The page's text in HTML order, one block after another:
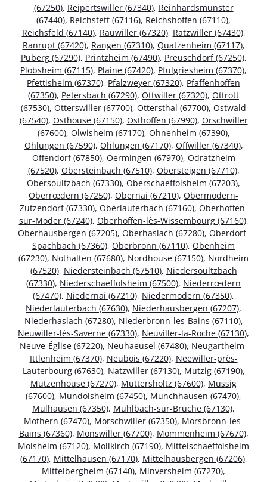
(67250), Reipertswiller (67340), Reinhardsmunster
(67440), Reichstett (67116), Reichshoffen (67110),
Reichsfeld (67140), Rauwiller (67320), Ratzwiller (67430),
Ranrupt (67420), Rangen (67310), Quatzenheim (67117),
Puberg (67290), Printzheim (67490), Preuschdorf (67250),
Plobsheim (67115), Plaine (67420), Pfulgriesheim (67370),
Pfettisheim (67370), Pfalzweyer (67320), Pfaffenhoffen
(67350), Petersbach (67290), Ottwiller (67320), Ottrott
(67530), Otterswiller (67700), Ottersthal (67700), Ostwald
(67540), Osthouse (67150), Osthoffen (67990), Orschwiller
(67600), Olwisheim (67170), Ohnenheim (67390),
Ohlungen (67590), Ohlungen (67170), Offwiller (67340),
Offendorf (67850), Oermingen (67970), Odratzheim
(67520), Obersteinbach (67510), Obersteigen (67710),
Obersoultzbach (67330), Oberschaeffolsheim (67203),
Oberrœdern (67250), Obernai (67210), Obermodern-
Zutzendorf (67330), Oberlauterbach (67160), Oberhoffen-
sur-Moder (67240), Oberhoffen-lès-Wissembourg (67160),
Oberhausbergen (67205), Oberhaslach (67280), Oberdorf-
Spachbach (67360), Oberbronn (67110), Obenheim
(67230), Nothalten (67680), Nordhouse (67150), Nordheim
(67520), Niedersteinbach (67510), Niedersoultzbach
(67330), Niederschaeffolsheim (67500), Niederrœdern
(67470), Niedernai (67210), Niedermodern (67350),
Niederlauterbach (67630), Niederhausbergen (67207),
Niederhaslach (67280), Niederbronn-les-Bains (67110),
Neuwiller-lès-Saverne (67330), Neuviller-la-Roche (67130),
Neuve-Église (67220), Neuhaeusel (67480), Neugartheim-
Ittlenheim (67370), Neubois (67220), Neewiller-près-
Lauterbourg (67630), Natzwiller (67130), Mutzig (67190),
Mutzenhouse (67270), Muttersholtz (67600), Mussig
(67600), Mundolsheim (67450), Munchhausen (67470),
Mulhausen (67350), Muhlbach-sur-Bruche (67130),
Mothern (67470), Morschwiller (67350), Morsbronn-les-
Bains (67360), Monswiller (67700), Mommenheim (67670),
Molsheim (67120), Mollkirch (67190), Mittelschaeffolsheim
(67170), Mittelhausen (67170), Mittelhausbergen (67206),
Mittelbergheim (67140), Minversheim (67270),